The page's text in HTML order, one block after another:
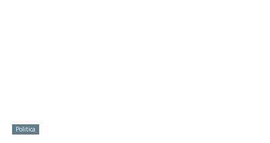
Politica